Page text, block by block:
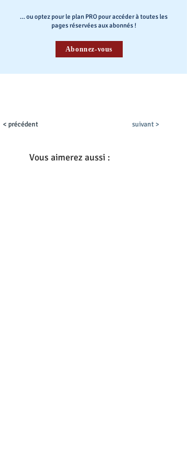
... ou optez pour le plan PRO pour accéder à toutes les
pages réservées aux abonnés !
Abonnez-vous
< précédent suivant >
Vous aimerez aussi :